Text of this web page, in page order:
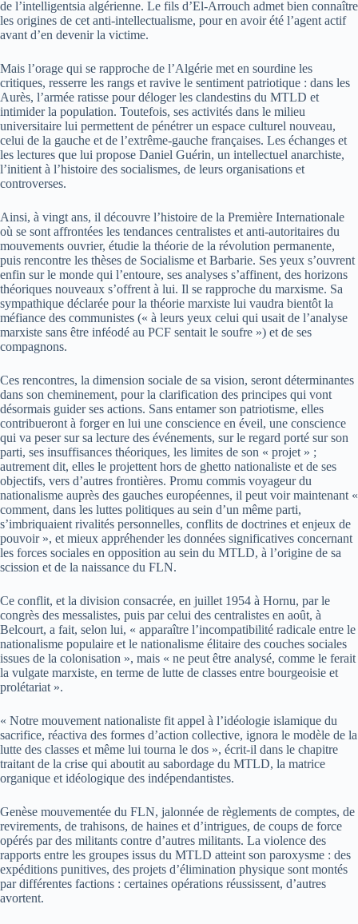
de l’intelligentsia algérienne. Le fils d’El-Arrouch admet bien connaître
les origines de cet anti-intellectualisme, pour en avoir été l’agent actif
avant d’en devenir la victime.
Mais l’orage qui se rapproche de l’Algérie met en sourdine les
critiques, resserre les rangs et ravive le sentiment patriotique : dans les
Aurès, l’armée ratisse pour déloger les clandestins du MTLD et
intimider la population. Toutefois, ses activités dans le milieu
universitaire lui permettent de pénétrer un espace culturel nouveau,
celui de la gauche et de l’extrême-gauche françaises. Les échanges et
les lectures que lui propose Daniel Guérin, un intellectuel anarchiste,
l’initient à l’histoire des socialismes, de leurs organisations et
controverses.
Ainsi, à vingt ans, il découvre l’histoire de la Première Internationale
où se sont affrontées les tendances centralistes et anti-autoritaires du
mouvements ouvrier, étudie la théorie de la révolution permanente,
puis rencontre les thèses de Socialisme et Barbarie. Ses yeux s’ouvrent
enfin sur le monde qui l’entoure, ses analyses s’affinent, des horizons
théoriques nouveaux s’offrent à lui. Il se rapproche du marxisme. Sa
sympathique déclarée pour la théorie marxiste lui vaudra bientôt la
méfiance des communistes (« à leurs yeux celui qui usait de l’analyse
marxiste sans être inféodé au PCF sentait le soufre ») et de ses
compagnons.
Ces rencontres, la dimension sociale de sa vision, seront déterminantes
dans son cheminement, pour la clarification des principes qui vont
désormais guider ses actions. Sans entamer son patriotisme, elles
contribueront à forger en lui une conscience en éveil, une conscience
qui va peser sur sa lecture des événements, sur le regard porté sur son
parti, ses insuffisances théoriques, les limites de son « projet » ;
autrement dit, elles le projettent hors de ghetto nationaliste et de ses
objectifs, vers d’autres frontières. Promu commis voyageur du
nationalisme auprès des gauches européennes, il peut voir maintenant «
comment, dans les luttes politiques au sein d’un même parti,
s’imbriquaient rivalités personnelles, conflits de doctrines et enjeux de
pouvoir », et mieux appréhender les données significatives concernant
les forces sociales en opposition au sein du MTLD, à l’origine de sa
scission et de la naissance du FLN.
Ce conflit, et la division consacrée, en juillet 1954 à Hornu, par le
congrès des messalistes, puis par celui des centralistes en août, à
Belcourt, a fait, selon lui, « apparaître l’incompatibilité radicale entre le
nationalisme populaire et le nationalisme élitaire des couches sociales
issues de la colonisation », mais « ne peut être analysé, comme le ferait
la vulgate marxiste, en terme de lutte de classes entre bourgeoisie et
prolétariat ».
« Notre mouvement nationaliste fit appel à l’idéologie islamique du
sacrifice, réactiva des formes d’action collective, ignora le modèle de la
lutte des classes et même lui tourna le dos », écrit-il dans le chapitre
traitant de la crise qui aboutit au sabordage du MTLD, la matrice
organique et idéologique des indépendantistes.
Genèse mouvementée du FLN, jalonnée de règlements de comptes, de
revirements, de trahisons, de haines et d’intrigues, de coups de force
opérés par des militants contre d’autres militants. La violence des
rapports entre les groupes issus du MTLD atteint son paroxysme : des
expéditions punitives, des projets d’élimination physique sont montés
par différentes factions : certaines opérations réussissent, d’autres
avortent.